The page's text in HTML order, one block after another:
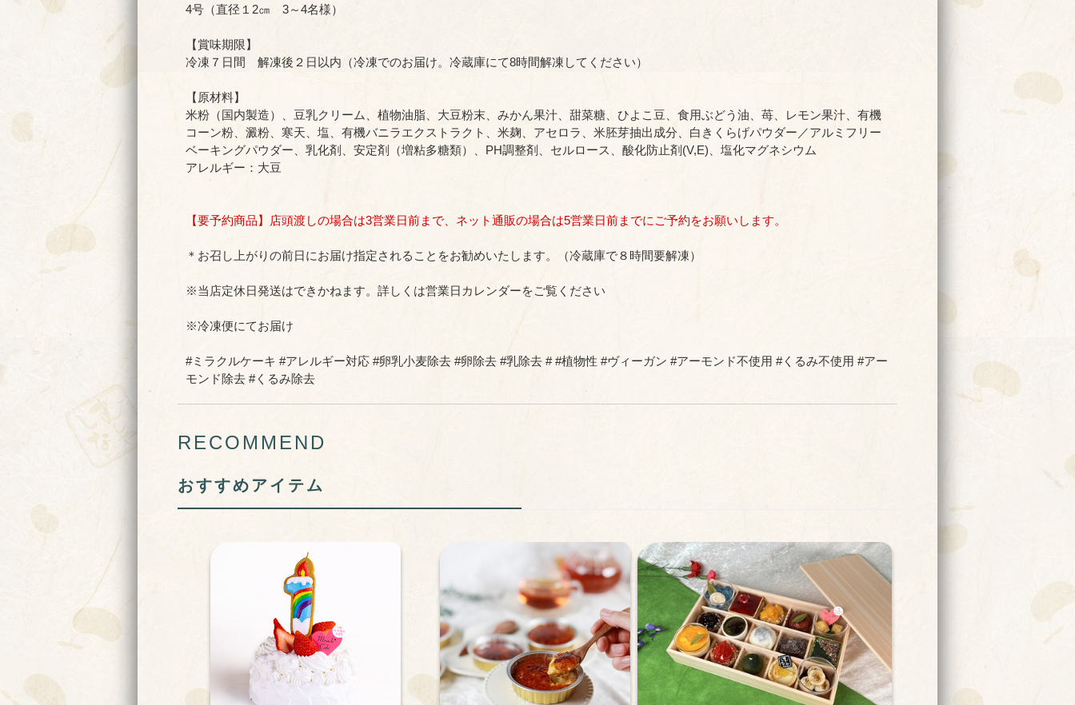
4号（直径１2㎝ 3～4名様）
【賞味期限】
冷凍７日間 解凍後２日以内（冷凍でのお届け。冷蔵庫にて8時間解凍してください）
【原材料】
米粉（国内製造）、豆乳クリーム、植物油脂、大豆粉末、みかん果汁、甜菜糖、ひよこ豆、食用ぶどう油、苺、レモン果汁、有機
コーン粉、澱粉、寒天、塩、有機バニラエクストラクト、米麹、アセロラ、米胚芽抽出成分、白きくらげパウダー／アルミフリー
ベーキングパウダー、乳化剤、安定剤（増粘多糖類）、PH調整剤、セルロース、酸化防止剤(V,E)、塩化マグネシウム
アレルギー：大豆
【要予約商品】店頭渡しの場合は3営業日前まで、ネット通販の場合は5営業日前までにご予約をお願いします。
＊お召し上がりの前日にお届け指定されることをお勧めいたします。（冷蔵庫で８時間要解凍）
※当店定休日発送はできかねます。詳しくは営業日カレンダーをご覧ください
※冷凍便にてお届け
#ミラクルケーキ #アレルギー対応 #卵乳小麦除去 #卵除去 #乳除去 # #植物性 #ヴィーガン #アーモンド不使用 #くるみ不使用 #アー
モンド除去 #くるみ除去
RECOMMEND
おすすめアイテム